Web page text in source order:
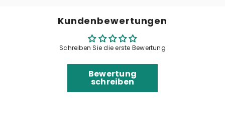
Kundenbewertungen
Schreiben Sie die erste Bewertung
Bewertung
schreiben